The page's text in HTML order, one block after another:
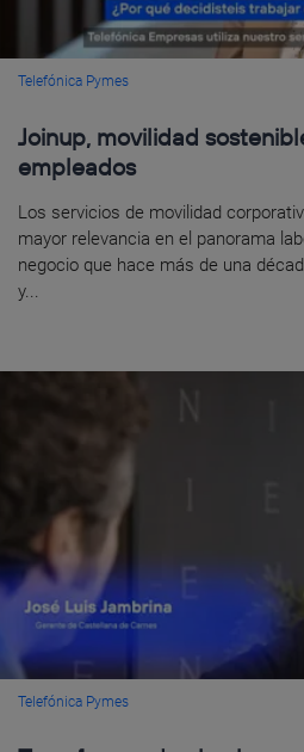
Telefónica Pymes
Joinup, movilidad
empleados
Los servicios de movilidad
mayor relevancia en el panorama
negocio que hace más de una
y...
Telefónica Pymes